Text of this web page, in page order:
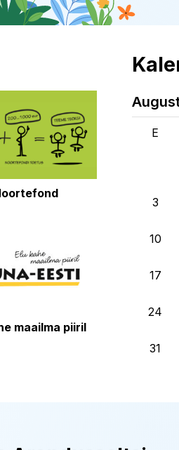
maailma piiril
E
3
10
17
24
31